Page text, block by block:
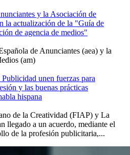
y la Asociación de
la actualización de la "Guía de
de agencia de medios"
de Anunciantes (aea) y la
(am)
unen fuerzas para
y las buenas prácticas
hispana
de la Creatividad (FIAP) y La
llegado a un acuerdo, mediante el
de la profesión publicitaria,...